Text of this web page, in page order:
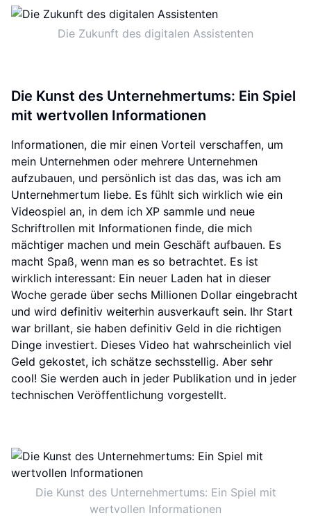
Die Zukunft des digitalen Assistenten
Die Kunst des Unternehmertums: Ein Spiel
mit wertvollen Informationen
Informationen, die mir einen Vorteil verschaffen, um
mein Unternehmen oder mehrere Unternehmen
aufzubauen, und persönlich ist das das, was ich am
Unternehmertum liebe. Es fühlt sich wirklich wie ein
Videospiel an, in dem ich XP sammle und neue
Schriftrollen mit Informationen finde, die mich
mächtiger machen und mein Geschäft aufbauen. Es
macht Spaß, wenn man es so betrachtet. Es ist
wirklich interessant: Ein neuer Laden hat in dieser
Woche gerade über sechs Millionen Dollar eingebracht
und wird definitiv weiterhin ausverkauft sein. Ihr Start
war brillant, sie haben definitiv Geld in die richtigen
Dinge investiert. Dieses Video hat wahrscheinlich viel
Geld gekostet, ich schätze sechsstellig. Aber sehr
cool! Sie werden auch in jeder Publikation und in jeder
technischen Veröffentlichung vorgestellt.
Die Kunst des Unternehmertums: Ein Spiel mit
wertvollen Informationen